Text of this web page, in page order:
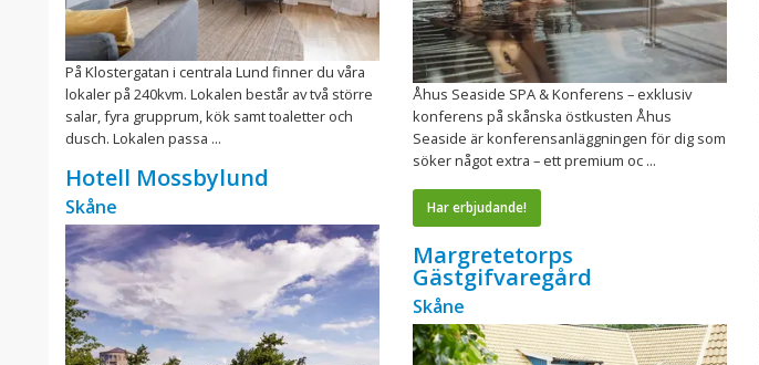
På Klostergatan i centrala Lund finner du våra
lokaler på 240kvm. Lokalen består av två större
salar, fyra grupprum, kök samt toaletter och
dusch. Lokalen passa ...
Hotell Mossbylund
Skåne
Åhus Seaside SPA & Konferens – exklusiv
konferens på skånska östkusten Åhus
Seaside är konferensanläggningen för dig som
söker något extra – ett premium oc ...
Har erbjudande!
Margretetorps
Gästgifvaregård
Skåne